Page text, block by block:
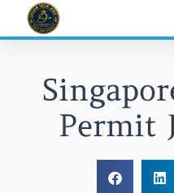
Permit